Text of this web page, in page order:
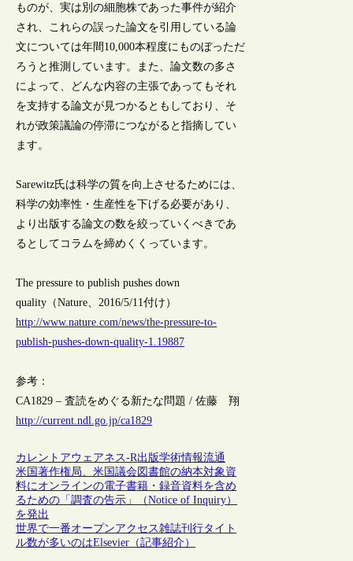
ものが、実は別の細胞株であった事件が紹介
され、これらの誤った論文を引用している論
文については年間10,000本程度にものぼっただ
ろうと推測しています。また、論文数の多さ
によって、どんな内容の主張であってもそれ
を支持する論文が見つかるともしており、そ
れが政策議論の停滞につながると指摘してい
ます。
Sarewitz氏は科学の質を向上させるためには、
科学の効率性・生産性を下げる必要があり、
より出版する論文の数を絞っていくべきであ
るとしてコラムを締めくくっています。
The pressure to publish pushes down
quality（Nature、2016/5/11付け）
http://www.nature.com/news/the-pressure-to-
publish-pushes-down-quality-1.19887
参考：
CA1829 – 査読をめぐる新たな問題 / 佐藤 翔
http://current.ndl.go.jp/ca1829
カレントアウェアネス-R出版学術情報流通
米国著作権局、米国議会図書館の納本対象資
料にオンラインの電子書籍・録音資料を含め
るための「調査の告示」（Notice of Inquiry）
を発出
世界で一番オープンアクセス雑誌刊行タイト
ル数が多いのはElsevier（記事紹介）